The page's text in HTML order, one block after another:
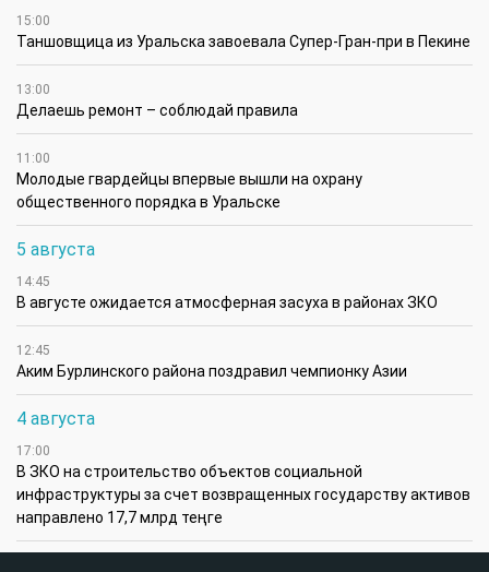
15:00
Таншовщица из Уральска завоевала Супер-Гран-при в Пекине
13:00
Делаешь ремонт – соблюдай правила
11:00
Молодые гвардейцы впервые вышли на охрану
общественного порядка в Уральске
5 августа
14:45
В августе ожидается атмосферная засуха в районах ЗКО
12:45
Аким Бурлинского района поздравил чемпионку Азии
4 августа
17:00
В ЗКО на строительство объектов социальной
инфраструктуры за счет возвращенных государству активов
направлено 17,7 млрд теңге